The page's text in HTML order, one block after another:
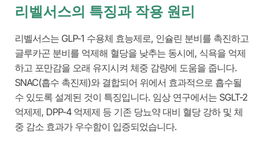
리벨서스의 특징과 작용 원리
리벨서스는 GLP-1 수용체 효능제로, 인슐린 분비를 촉진하고
글루카곤 분비를 억제해 혈당을 낮추는 동시에, 식욕을 억제
하고 포만감을 오래 유지시켜 체중 감량에 도움을 줍니다.
SNAC(흡수 촉진제)와 결합되어 위에서 효과적으로 흡수될
수 있도록 설계된 것이 특징입니다. 임상 연구에서는 SGLT-2
억제제, DPP-4 억제제 등 기존 당뇨약 대비 혈당 강하 및 체
중 감소 효과가 우수함이 입증되었습니다.